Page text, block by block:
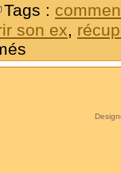
Tags :
son ex,